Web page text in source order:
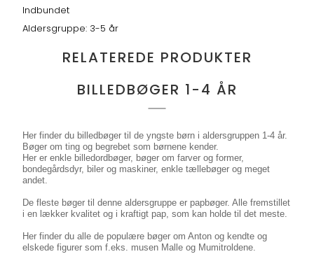
Indbundet
Aldersgruppe: 3-5 år
RELATEREDE PRODUKTER
BILLEDBØGER 1-4 ÅR
Her finder du billedbøger til de yngste børn i aldersgruppen 1-4 år.
Bøger om ting og begrebet som børnene kender.
Her er enkle billedordbøger, bøger om farver og former,
bondegårdsdyr, biler og maskiner, enkle tællebøger og meget
andet.
De fleste bøger til denne aldersgruppe er papbøger. Alle fremstillet
i en lækker kvalitet og i kraftigt pap, som kan holde til det meste.
Her finder du alle de populære bøger om Anton og kendte og
elskede figurer som f.eks. musen Malle og Mumitroldene.